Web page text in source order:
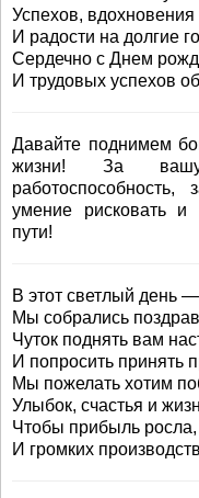
Успехов,
И радости на долгие
Сердечно с Днем
И трудовых успехов
Давайте поднимем
жизни! За вашу
работоспособность,
умение рисковать и
пути!
В этот светлый день
Мы собрались
Чуток поднять вам
И попросить принять
Мы пожелать хотим
Улыбок, счастья и
Чтобы прибыль росла,
И громких